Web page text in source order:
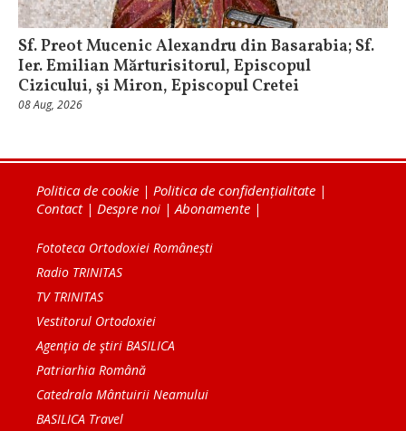
Sf. Preot Mucenic Alexandru din Basarabia; Sf.
Ier. Emilian Mărturisitorul, Episcopul
Cizicului, şi Miron, Episcopul Cretei
08 Aug, 2026
Politica de cookie | Politica de confidențialitate |
Contact| Despre noi | Abonamente |
Fototeca Ortodoxiei Românești
Radio TRINITAS
TV TRINITAS
Vestitorul Ortodoxiei
Agenţia de ştiri BASILICA
Patriarhia Română
Catedrala Mântuirii Neamului
BASILICA Travel